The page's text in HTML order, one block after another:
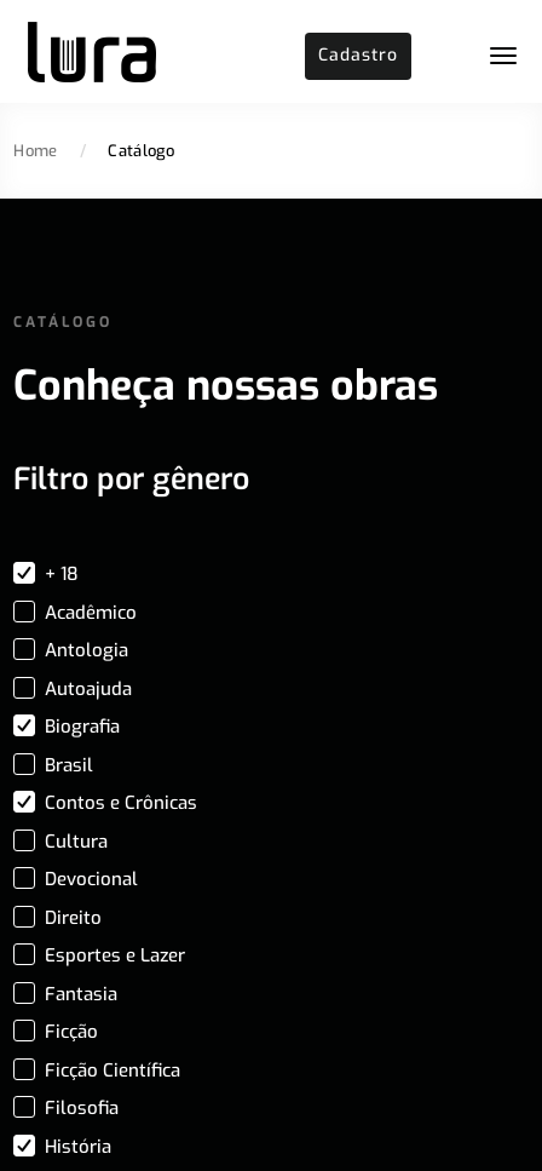
Cadastro
Home / Catálogo
CATÁLOGO
Conheça nossas obras
Filtro por gênero
+ 18
Acadêmico
Antologia
Autoajuda
Biografia
Brasil
Contos e Crônicas
Cultura
Devocional
Direito
Esportes e Lazer
Fantasia
Ficção
Ficção Científica
Filosofia
História